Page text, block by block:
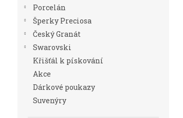
Porcelán
Šperky Preciosa
Český Granát
Swarovski
Křišťál k pískování
Akce
Dárkové poukazy
Suvenýry